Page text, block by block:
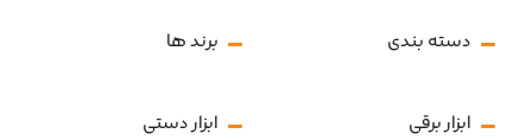
دسته بندی برند ها
ابزار برقی ابزار دستی